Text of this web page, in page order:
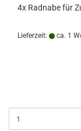
4x Radnabe für
Lieferzeit: ca. 1